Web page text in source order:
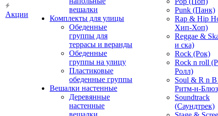
Акции
вешалки
Комплекты для улицы
Обеденные
группы для
террасы и веранды
Обеденные
группы на улицу
Пластиковые
обеденные группы
Вешалки настенные
Деревянные
настенные
вешалки
Punk (Панк)
Rap & Hip
Хип-Хоп)
Reggae &
и ска)
Rock (Рок)
Rock n roll
Ролл)
Soul & R n
Ритм-н-
Soundtrack
(Саундтрек)